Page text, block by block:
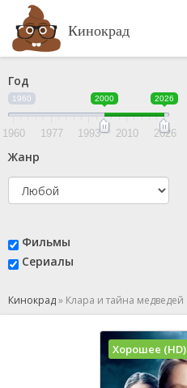
Кинокрад
Год
1960 2000 2026
1960 1977 1993 2010 2026
Жанр
Фильмы
Сериалы
Кинокрад» Клара и тайна медведей
Хорошее (HD)